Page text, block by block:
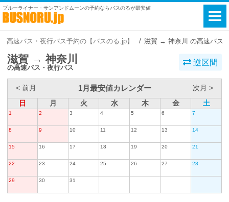
ブルーライナー・サンアンドムーンの予約ならバスのるが最安値
高速バス・夜行バス予約の【バスのる.jp】 滋賀 → 神奈川 の高速バス
滋賀 → 神奈川
の高速バス・夜行バス
逆区間
< 前月 1月最安値カレンダー
次月 >
日
月 火 水 木 金 土
1 2 3 4 5 6 7
8 9 10 11 12 13 14
15 16 17 18 19 20 21
22 23 24 25 26 27 28
29 30 31